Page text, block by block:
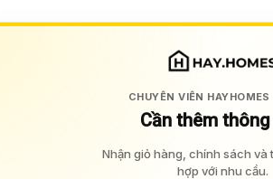
CHUYÊN VIÊN HAYHOMES
Cần thêm
Nhận giỏ hàng, chính sách và
hợp với nhu cầu.